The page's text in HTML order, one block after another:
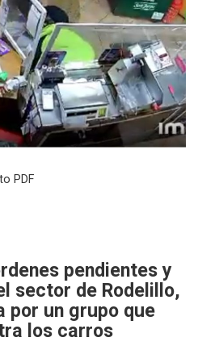
PDF
pendientes y
sector de Rodelillo,
por un grupo que
los carros